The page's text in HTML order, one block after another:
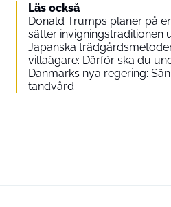
Läs också
Donald Trumps planer på
sätter invigningstraditionen
Japanska
villaägare: Därför ska du
Danmarks nya regering:
tandvård